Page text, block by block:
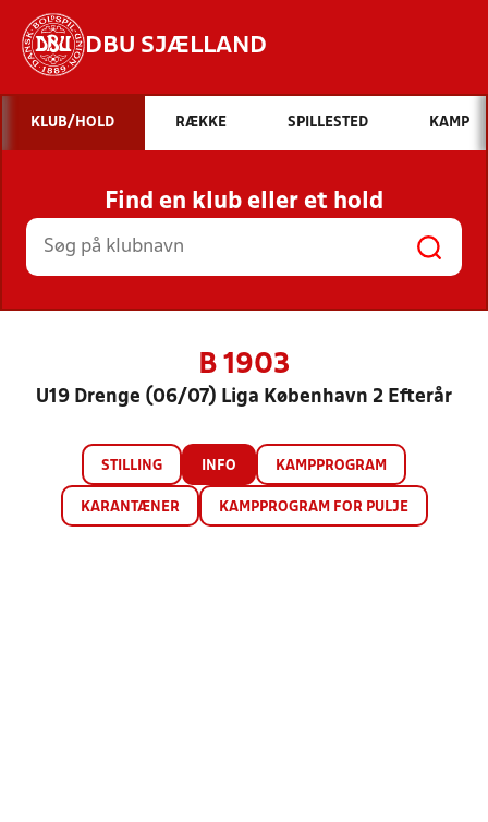
DBU SJÆLLAND
Hvad vil du søge efter?
INDHOLD OG NYHEDER
STILLINGER, RESULTATER, KLUBBER OG
HOLD
KLUB/HOLD RÆKKE SPILLESTED KAMP
Find en klub eller et hold
B 1903
U19 Drenge (06/07) Liga København 2 Efterår
STILLING INFO KAMPPROGRAM
KARANTÆNER KAMPPROGRAM FOR PULJE